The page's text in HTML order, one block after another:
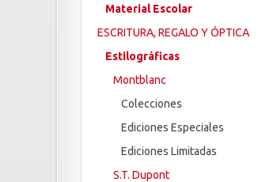
Material Escolar
ESCRITURA, REGALO Y ÓPTICA
Estilográficas
Montblanc
Colecciones
Ediciones Especiales
Ediciones Limitadas
S.T. Dupont